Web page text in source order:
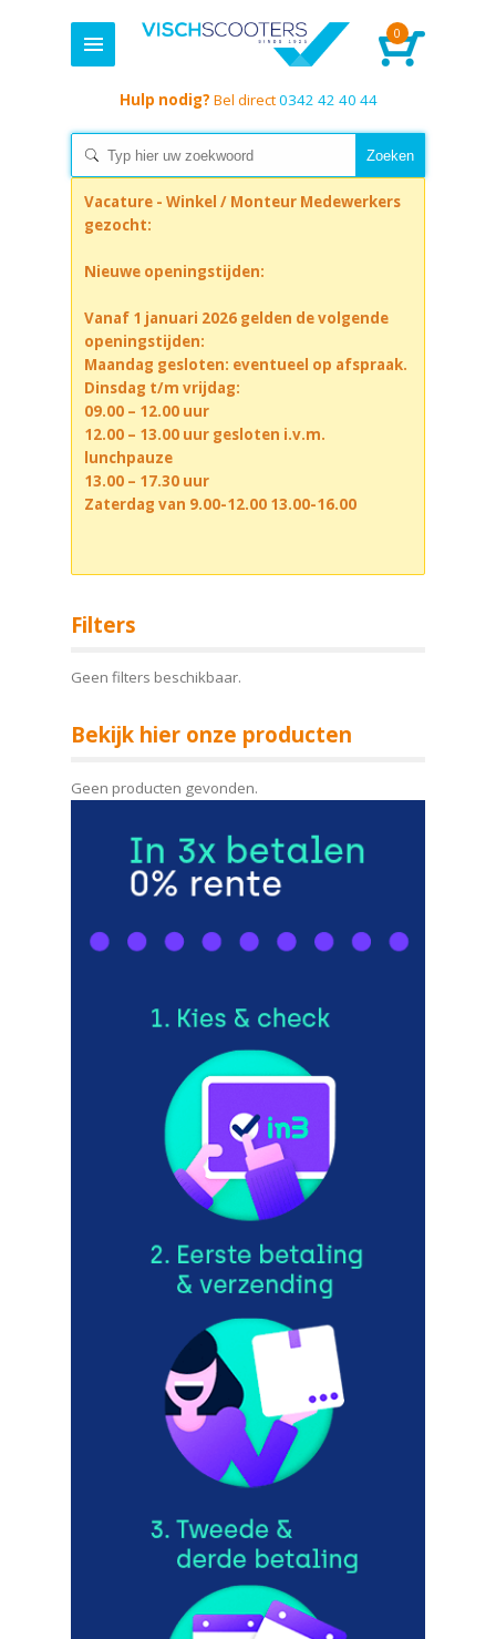
0
Hulp nodig? Bel direct0342 42 40 44
Vacature - Winkel / Monteur Medewerkers
gezocht:
Nieuwe openingstijden:
Vanaf 1 januari 2026 gelden de volgende
openingstijden:
Maandag gesloten: eventueel op afspraak.
Dinsdag t/m vrijdag:
09.00 – 12.00 uur
12.00 – 13.00 uur gesloten i.v.m.
lunchpauze
13.00 – 17.30 uur
Zaterdag van 9.00-12.00 13.00-16.00
Filters
Geen filters beschikbaar.
Bekijk hier onze producten
Geen producten gevonden.